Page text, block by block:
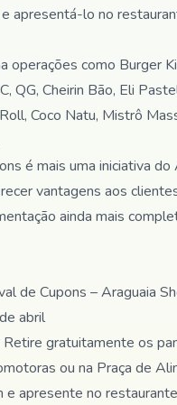
apresentá-lo no
operações como Burger
QG, Cheirin Bão, Eli
Coco Natu, Mistrô
é mais uma iniciativa do
vantagens aos
ainda mais
de Cupons – Araguaia
abril
Retire gratuitamente os
ou na Praça de
e apresente no